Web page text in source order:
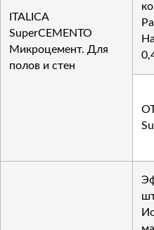
ITALICA
SuperCEMENTO
Микроцемент. Для
полов и стен